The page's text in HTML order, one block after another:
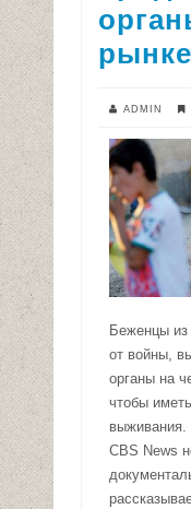
ADMIN
Беженцы из
от войны,
органы на
чтобы
выживания.
CBS News